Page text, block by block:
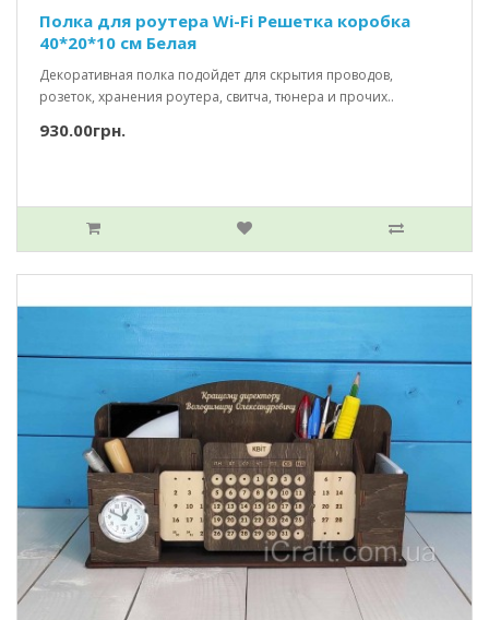
Полка для роутера Wi-Fi Решетка коробка
40*20*10 см Белая
Декоративная полка подойдет для скрытия проводов,
розеток, хранения роутера, свитча, тюнера и прочих..
930.00грн.